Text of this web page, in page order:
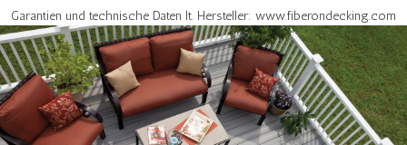
Garantien und technische Daten lt. Hersteller: www.fiberondecking.com